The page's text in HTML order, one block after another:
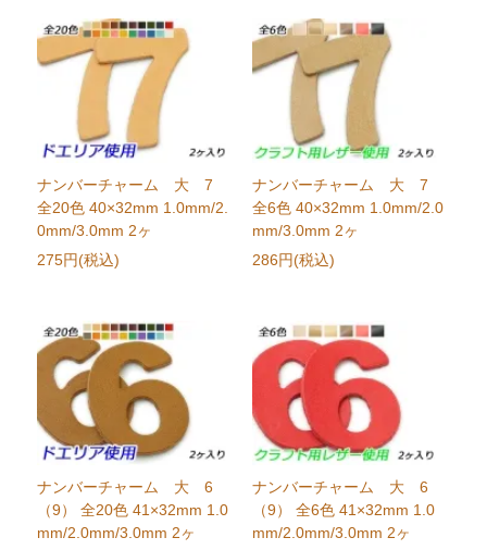
ナンバーチャーム 大 7
全20色 40×32mm 1.0mm/2.
0mm/3.0mm 2ヶ
275円(税込)
ナンバーチャーム 大 7
全6色 40×32mm 1.0mm/2.0
mm/3.0mm 2ヶ
286円(税込)
ナンバーチャーム 大 6
（9） 全20色 41×32mm 1.0
mm/2.0mm/3.0mm 2ヶ
ナンバーチャーム 大 6
（9） 全6色 41×32mm 1.0
mm/2.0mm/3.0mm 2ヶ